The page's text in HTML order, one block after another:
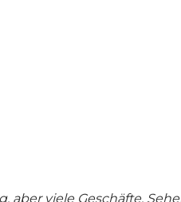
aber viele Geschäfte,